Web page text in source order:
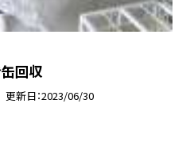
回収
更新日 2023/06/30